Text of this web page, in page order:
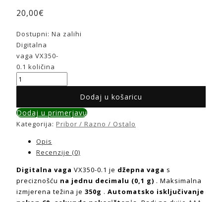
20,00€
Dostupni: Na zalihi
Digitalna
vaga VX350-
0.1 količina
Dodaj u košaricu
Dodaj u primerjavu
Kategorija: Pribor / Razno / Ostalo
Opis
Recenzije (0)
Digitalna vaga VX350-0.1 je džepna vaga s
preciznošću na jednu decimalu (0,1 g) . Maksimalna
izmjerena težina je 350g . Automatsko isključivanje